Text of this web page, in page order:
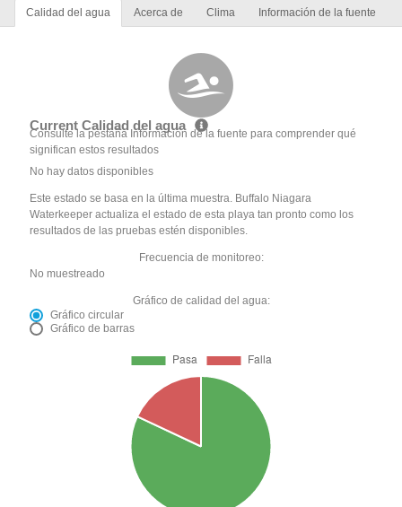
Calidad del agua Acerca de Clima Información de la fuente
Current Calidad del agua
Consulte la pestaña Información de la fuente para comprender qué
significan estos resultados
No hay datos disponibles
Este estado se basa en la última muestra. Buffalo Niagara
Waterkeeper actualiza el estado de esta playa tan pronto como los
resultados de las pruebas estén disponibles.
Frecuencia de monitoreo:
No muestreado
Gráfico de calidad del agua:
Gráfico circular
Gráfico de barras